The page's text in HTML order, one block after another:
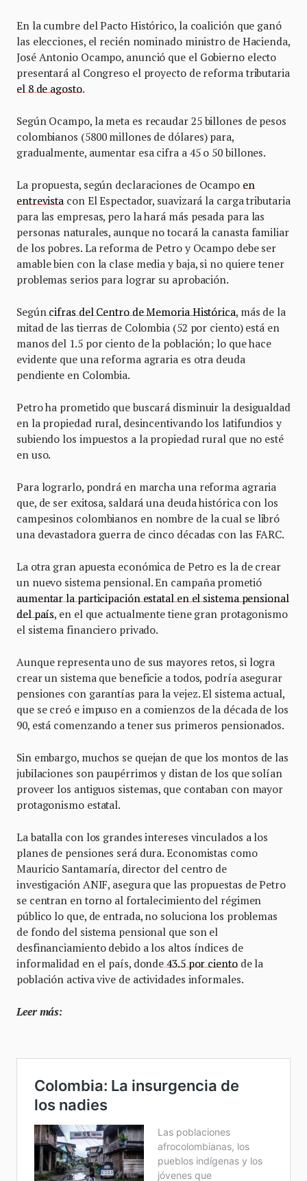
En la cumbre del Pacto Histórico, la coalición que ganó
las elecciones, el recién nominado ministro de Hacienda,
José Antonio Ocampo, anunció que el Gobierno electo
presentará al Congreso el proyecto de reforma tributaria
el 8 de agosto.
Según Ocampo, la meta es recaudar 25 billones de pesos
colombianos (5800 millones de dólares) para,
gradualmente, aumentar esa cifra a 45 o 50 billones.
La propuesta, según declaraciones de Ocampo en
entrevista con El Espectador, suavizará la carga tributaria
para las empresas, pero la hará más pesada para las
personas naturales, aunque no tocará la canasta familiar
de los pobres. La reforma de Petro y Ocampo debe ser
amable bien con la clase media y baja, si no quiere tener
problemas serios para lograr su aprobación.
Según cifras del Centro de Memoria Histórica, más de la
mitad de las tierras de Colombia (52 por ciento) está en
manos del 1.5 por ciento de la población; lo que hace
evidente que una reforma agraria es otra deuda
pendiente en Colombia.
Petro ha prometido que buscará disminuir la desigualdad
en la propiedad rural, desincentivando los latifundios y
subiendo los impuestos a la propiedad rural que no esté
en uso.
Para lograrlo, pondrá en marcha una reforma agraria
que, de ser exitosa, saldará una deuda histórica con los
campesinos colombianos en nombre de la cual se libró
una devastadora guerra de cinco décadas con las FARC.
La otra gran apuesta económica de Petro es la de crear
un nuevo sistema pensional. En campaña prometió
aumentar la participación estatal en el sistema pensional
del país, en el que actualmente tiene gran protagonismo
el sistema financiero privado.
Aunque representa uno de sus mayores retos, si logra
crear un sistema que beneficie a todos, podría asegurar
pensiones con garantías para la vejez. El sistema actual,
que se creó e impuso en a comienzos de la década de los
90, está comenzando a tener sus primeros pensionados.
Sin embargo, muchos se quejan de que los montos de las
jubilaciones son paupérrimos y distan de los que solían
proveer los antiguos sistemas, que contaban con mayor
protagonismo estatal.
La batalla con los grandes intereses vinculados a los
planes de pensiones será dura. Economistas como
Mauricio Santamaría, director del centro de
investigación ANIF, asegura que las propuestas de Petro
se centran en torno al fortalecimiento del régimen
público lo que, de entrada, no soluciona los problemas
de fondo del sistema pensional que son el
desfinanciamiento debido a los altos índices de
informalidad en el país, donde 43.5 por cientode la
población activa vive de actividades informales.
Leer más: